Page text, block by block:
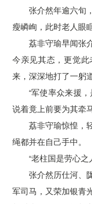
张介然年逾六旬
瘦嶙峋，此时老人眼
荔非守瑜早闻张
今亲见其态，更觉
来，深深地打了一躬
“军使率众来援
说着竟上前要为其牵马
荔非守瑜惊惶，
绳都并在自己手中。
“老柱国是劳心
张介然历仕河、
军司马，又荣加银青